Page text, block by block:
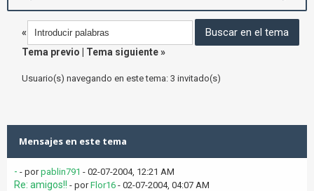
«
Tema previo
Tema siguiente»
Usuario(s) navegando en este tema: 3 invitado(s)
Mensajes en este tema
- - porpablin791 - 02-07-2004, 12:21 AM
Re: amigos!! - porFlor16 - 02-07-2004, 04:07 AM